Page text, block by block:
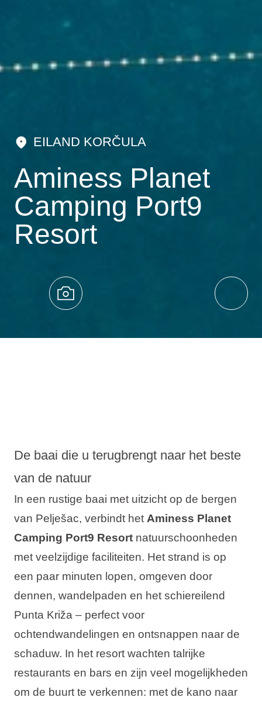
EILAND KORČULA
Aminess Planet
Camping Port9
Resort
De baai die u terugbrengt naar het beste
van de natuur
In een rustige baai met uitzicht op de bergen
van Pelješac, verbindt het Aminess Planet
Camping Port9 Resortnatuurschoonheden
met veelzijdige faciliteiten. Het strand is op
een paar minuten lopen, omgeven door
dennen, wandelpaden en het schiereilend
Punta Križa – perfect voor
ochtendwandelingen en ontsnappen naar de
schaduw. In het resort wachten talrijke
restaurants en bars en zijn veel mogelijkheden
om de buurt te verkennen: met de kano naar